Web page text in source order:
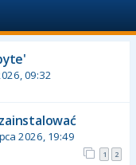
09:32
2026, 19:49
1 2